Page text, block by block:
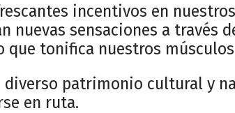
incentivos en
nuevas sensaciones a través
que tonifica nuestros
diverso patrimonio cultural y
en ruta.